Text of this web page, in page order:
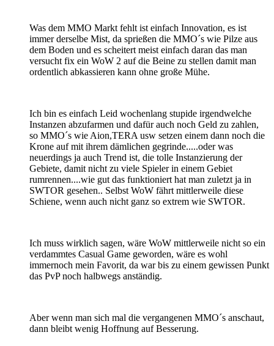
Was dem MMO Markt fehlt ist einfach Innovation, es ist
immer derselbe Mist, da sprießen die MMO´s wie Pilze aus
dem Boden und es scheitert meist einfach daran das man
versucht fix ein WoW 2 auf die Beine zu stellen damit man
ordentlich abkassieren kann ohne große Mühe.
Ich bin es einfach Leid wochenlang stupide irgendwelche
Instanzen abzufarmen und dafür auch noch Geld zu zahlen,
so MMO´s wie Aion,TERA usw setzen einem dann noch die
Krone auf mit ihrem dämlichen gegrinde.....oder was
neuerdings ja auch Trend ist, die tolle Instanzierung der
Gebiete, damit nicht zu viele Spieler in einem Gebiet
rumrennen....wie gut das funktioniert hat man zuletzt ja in
SWTOR gesehen.. Selbst WoW fährt mittlerweile diese
Schiene, wenn auch nicht ganz so extrem wie SWTOR.
Ich muss wirklich sagen, wäre WoW mittlerweile nicht so ein
verdammtes Casual Game geworden, wäre es wohl
immernoch mein Favorit, da war bis zu einem gewissen Punkt
das PvP noch halbwegs anständig.
Aber wenn man sich mal die vergangenen MMO´s anschaut,
dann bleibt wenig Hoffnung auf Besserung.